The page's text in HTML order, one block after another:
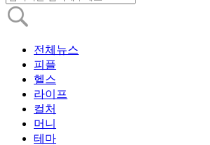
전체뉴스
피플
헬스
라이프
컬처
머니
테마